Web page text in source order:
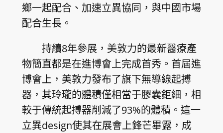
鄉一起配合、加速立異協同，與中國市場
配合生長。
持續8年參展，美敦力的最新醫療產
物簡直都是在進博會上完成首秀。首屆進
博會上，美敦力發布了旗下無導線起搏
器，其玲瓏的體積僅相當于膠囊鉅細，相
較于傳統起搏器削減了93%的體積。這一
立異design使其在展會上鋒芒畢露，成